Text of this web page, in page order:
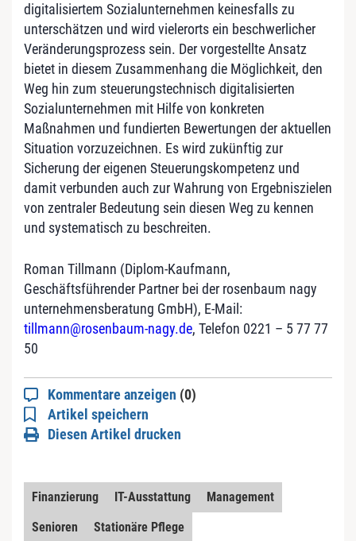
digitalisiertem Sozialunternehmen keinesfalls zu
unterschätzen und wird vielerorts ein beschwerlicher
Veränderungsprozess sein. Der vorgestellte Ansatz
bietet in diesem Zusammenhang die Möglichkeit, den
Weg hin zum steuerungstechnisch digitalisierten
Sozialunternehmen mit Hilfe von konkreten
Maßnahmen und fundierten Bewertungen der aktuellen
Situation vorzuzeichnen. Es wird zukünftig zur
Sicherung der eigenen Steuerungskompetenz und
damit verbunden auch zur Wahrung von Ergebniszielen
von zentraler Bedeutung sein diesen Weg zu kennen
und systematisch zu beschreiten.
Roman Tillmann (Diplom-Kaufmann,
Geschäftsführender Partner bei der rosenbaum nagy
unternehmensberatung GmbH), E-Mail:
tillmann@rosenbaum-nagy.de, Telefon 0221 – 5 77 77
50
Kommentare anzeigen (0)
Artikel speichern
Diesen Artikel drucken
Finanzierung IT-Ausstattung
Management
Senioren
Stationäre Pflege